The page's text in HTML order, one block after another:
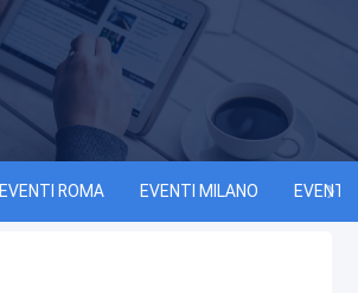
EVENTI ROMA EVENTI MILANO EVENTI